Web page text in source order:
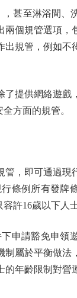
甚至淋浴間、
個規管選項，
規管，例如不
提供網絡遊戲
方面的規管。
，即可通過現
條例所有發牌
許16歲以下人
請豁免申領
屬於平衡做法
年齡限制對營